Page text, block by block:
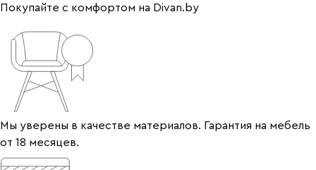
Покупайте с комфортом на Divan.by
Мы уверены в качестве материалов. Гарантия на мебель
от 18 месяцев.